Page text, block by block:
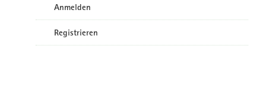
Anmelden
Registrieren